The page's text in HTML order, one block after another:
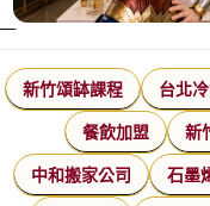
新竹頌缽課程 台北
餐飲加盟 新
中和搬家公司 石墨